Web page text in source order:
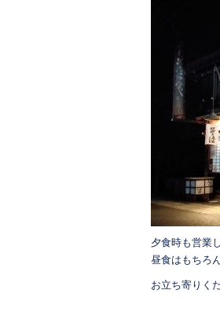
夕食時も営業
昼食はもちろ
お立ち寄りく